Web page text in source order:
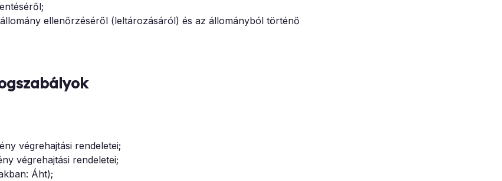
ellenőrzéséről (leltározásáról) és az állományból történő
végrehajtási rendeletei;
végrehajtási rendeletei;
Áht);